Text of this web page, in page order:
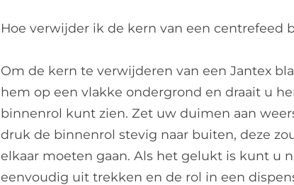
Hoe verwijder ik de kern van een centrefeed
Om de kern te verwijderen van een Jantex
hem op een vlakke ondergrond en draait u
binnenrol kunt zien. Zet uw duimen aan
druk de binnenrol stevig naar buiten, deze
elkaar moeten gaan. Als het gelukt is kunt u
eenvoudig uit trekken en de rol in een